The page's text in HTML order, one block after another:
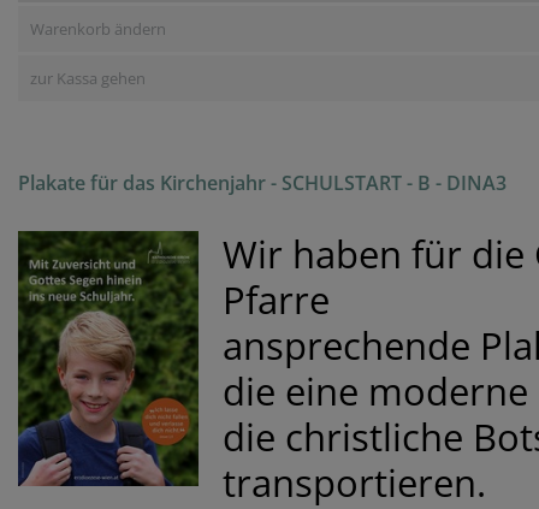
Warenkorb ändern
zur Kassa gehen
Plakate für das Kirchenjahr - SCHULSTART - B - DINA3
Wir haben für die
Pfarre
ansprechende
die eine
die christliche
transportieren.